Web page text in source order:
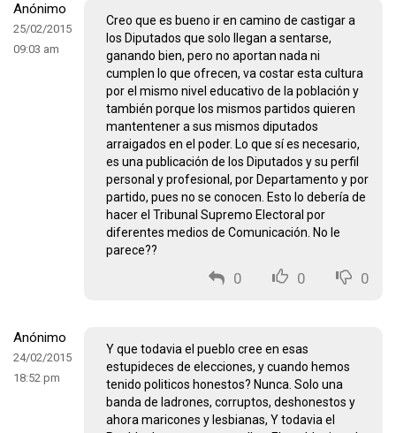
Anónimo
25/02/2015
09:03 am
Creo que es bueno ir en camino de castigar a
los Diputados que solo llegan a sentarse,
ganando bien, pero no aportan nada ni
cumplen lo que ofrecen, va costar esta cultura
por el mismo nivel educativo de la población y
también porque los mismos partidos quieren
mantentener a sus mismos diputados
arraigados en el poder. Lo que sí es necesario,
es una publicación de los Diputados y su perfil
personal y profesional, por Departamento y por
partido, pues no se conocen. Esto lo debería de
hacer el Tribunal Supremo Electoral por
diferentes medios de Comunicación. No le
parece??
0 0 0
Anónimo
24/02/2015
18:52 pm
Y que todavia el pueblo cree en esas
estupideces de elecciones, y cuando hemos
tenido politicos honestos? Nunca. Solo una
banda de ladrones, corruptos, deshonestos y
ahora maricones y lesbianas, Y todavia el